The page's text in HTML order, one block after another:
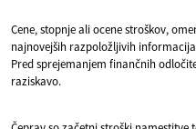
Cene, stopnje ali ocene stroškov,
najnovejših razpoložljivih
Pred sprejemanjem finančnih
raziskavo.